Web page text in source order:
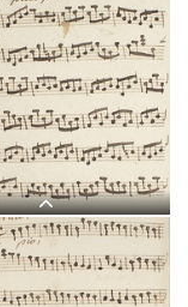
Sub tuum
Violino I-3.jpg